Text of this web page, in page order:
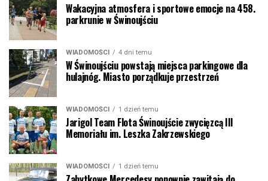
Wakacyjna atmosfera i sportowe emocje na 458.
parkrunie w Świnoujściu
WIADOMOŚCI 4 dni temu
W Świnoujściu powstają miejsca parkingowe dla
hulajnóg. Miasto porządkuje przestrzeń
WIADOMOŚCI 1 dzień temu
Jarigol Team Flota Świnoujście zwycięzcą III
Memoriału im. Leszka Zakrzewskiego
WIADOMOŚCI 1 dzień temu